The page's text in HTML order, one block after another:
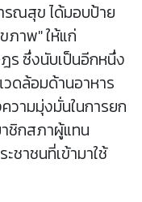
รณสุข ได้มอบป้าย
ภาพ" ให้แก่
ร ซึ่งนับเป็นอีกหนึ่ง
ดล้อมด้านอาหาร
วามมุ่งมั่นในการยก
ชิกสภาผู้แทน
าชนที่เข้ามาใช้